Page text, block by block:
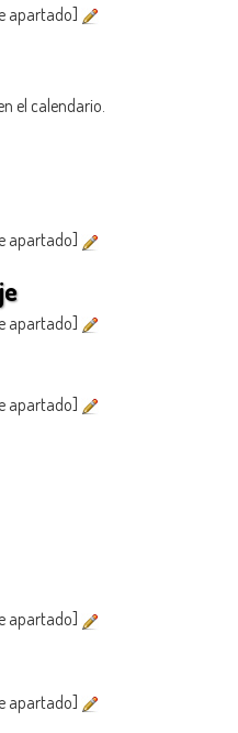
apartado]
el calendario.
apartado]
apartado]
apartado]
apartado]
apartado]